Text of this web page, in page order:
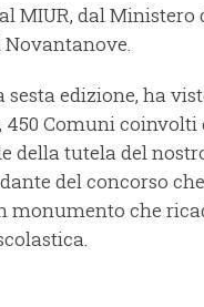
MIUR, dal
edizione, ha
450 Comuni coinvolti
della tutela del
del concorso
monumento che